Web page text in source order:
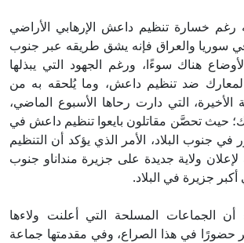
رغم خسارة تنظيم داعش الإرهابي الأراضي
سوريا والعراق فإنه يشق طريقه عبر جنوب
هناك سوءًا، ورغم الجهود التي يبذلها
ضد تنظيم داعش، وما يُلحقه به من
الأخيرة، التي دارت رحاها الأسبوع الماضي،
حيث تحصَّن مقاتلون بايعوا تنظيم داعش في
جنوب البلاد، الأمر الذي يؤكد أن التنظيم
ولاية جديدة على جزيرة منداناو جنوب
أكبر جزيرة في البلاد.
أن الجماعات المسلحة التي أعلنت ولاءها
حضورًا في هذا الصراع، وفي مقدمتها جماعة